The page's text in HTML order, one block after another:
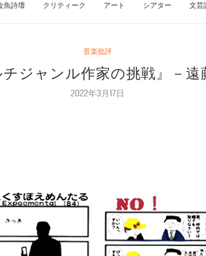
魚詩壇 クリティーク アート シアター 文芸
音楽批評
ジャンル作家の挑戦』－遠
2022年3月17日